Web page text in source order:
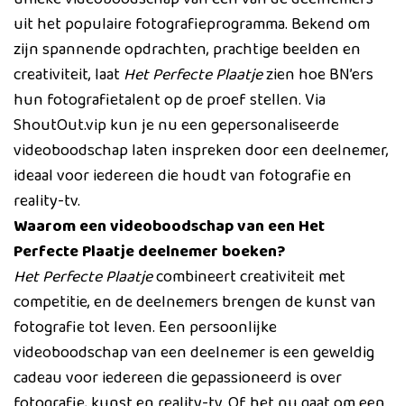
uit het populaire fotografieprogramma. Bekend om
zijn spannende opdrachten, prachtige beelden en
creativiteit, laat Het Perfecte Plaatjezien hoe BN’ers
hun fotografietalent op de proef stellen. Via
ShoutOut.vip kun je nu een gepersonaliseerde
videoboodschap laten inspreken door een deelnemer,
ideaal voor iedereen die houdt van fotografie en
reality-tv.
Waarom een videoboodschap van een Het
Perfecte Plaatje deelnemer boeken?
Het Perfecte Plaatjecombineert creativiteit met
competitie, en de deelnemers brengen de kunst van
fotografie tot leven. Een persoonlijke
videoboodschap van een deelnemer is een geweldig
cadeau voor iedereen die gepassioneerd is over